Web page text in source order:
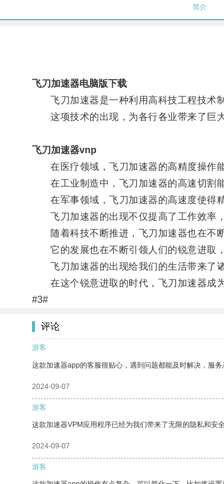
简介
飞刀加速器电脑版下载
飞刀加速器是一种利用高科技工程技术制
这项技术的出现，为各行各业带来了巨大
飞刀加速器vnp
在医疗领域，飞刀加速器的高精度操作能
在工业制造中，飞刀加速器的高速切割能
在军事领域，飞刀加速器的高速度使得精
飞刀加速器的出现不仅提高了工作效率，
随着科技不断推进，飞刀加速器也在不断
它的发展也在不断引领人们的锐意进取，
飞刀加速器的出现给我们的生活带来了诸
在这个锐意进取的时代，飞刀加速器成为
#3#
评论
游客
这款加速器app的客服很贴心，遇到问题都能及时解决，服务
2024-09-07
游客
这款加速器VPM应用程序已经为我们带来了无限的隐私和安全
2024-09-07
游客